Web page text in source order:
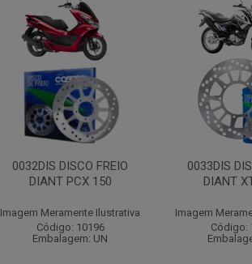
0032DIS DISCO FREIO
DIANT PCX 150
Imagem Meramente Ilustrativa
Código: 10196
Embalagem: UN
0033DIS
DIANT
Imagem
Código: